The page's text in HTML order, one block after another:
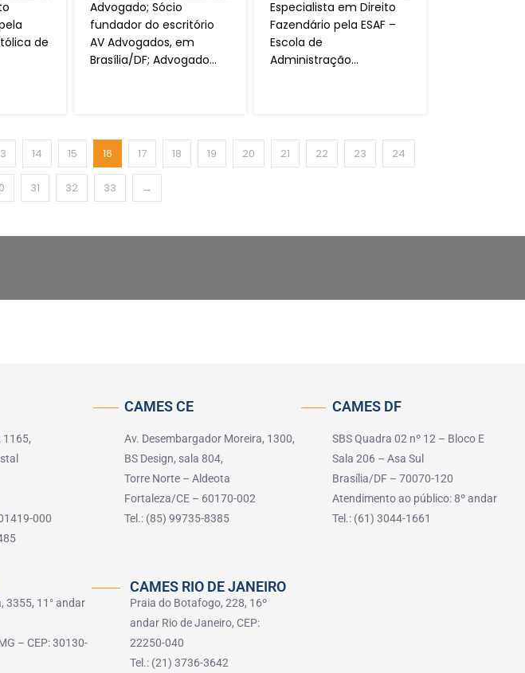
de
Advogado; Sócio
fundador do escritório
AV Advogados, em
Brasília/DF; Advogado...
Especialista em Direito
Fazendário pela ESAF –
Escola de
Administração...
14 15 16 17 18 19 20 21 22 23 24
31 32 33 →
1165,
000
CAMES CE
Av. Desembargador Moreira, 1300,
BS Design, sala 804,
Torre Norte – Aldeota
Fortaleza/CE – 60170-002
Tel.: (85) 99735-8385
CAMES DF
SBS Quadra 02 nº 12 – Bloco E
Sala 206 – Asa Sul
Brasília/DF – 70070-120
Atendimento ao público: 8º andar
Tel.: (61) 3044-1661
3355, 11° andar
– CEP: 30130-
CAMES RIO DE JANEIRO
Praia do Botafogo, 228, 16º
andar Rio de Janeiro, CEP:
22250-040
Tel.: (21) 3736-3642